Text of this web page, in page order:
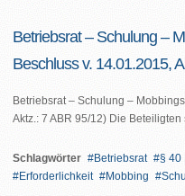
Betriebsrat – Schulung –
Beschluss v. 14.01.2015,
Betriebsrat – Schulung –
Aktz.: 7 ABR 95/12) Die
Schlagwörter Betriebsrat § 40
Erforderlichkeit
Mobbing